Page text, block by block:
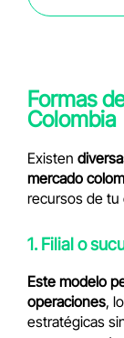
Formas
Colombia
Existen
mercado
recursos de tu
1. Filial o
Este modelo
operaciones,
estratégicas